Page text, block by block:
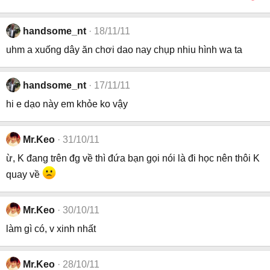
handsome_nt
18/11/11
uhm a xuống dây ăn chơi dao nay chụp nhiu hình wa ta
handsome_nt
17/11/11
hi e dạo này em khỏe ko vậy
Mr.Keo
31/10/11
ừ, K đang trên đg về thì đứa bạn gọi nói là đi học nên thôi K
quay về
Mr.Keo
30/10/11
làm gì có, v xinh nhất
Mr.Keo 28/10/11